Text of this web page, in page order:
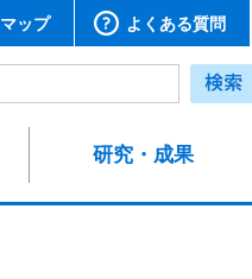
ップ よくある質問
研究・成果